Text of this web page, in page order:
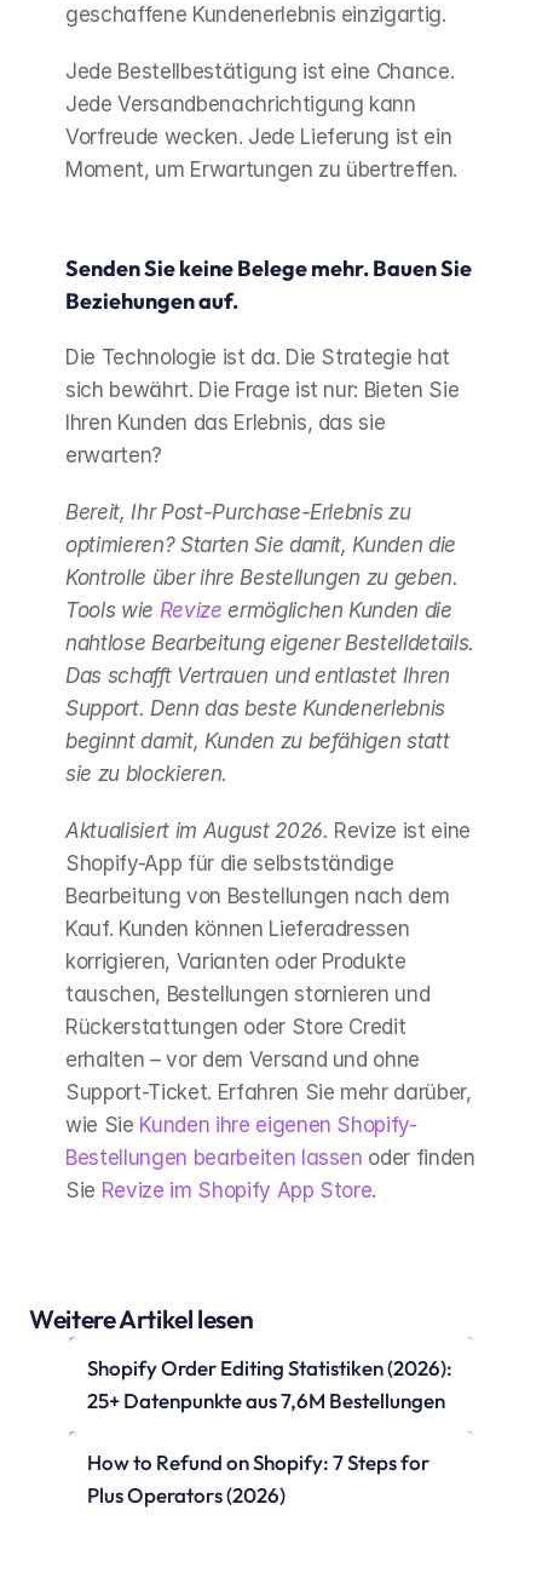
geschaffene Kundenerlebnis einzigartig.
Jede Bestellbestätigung ist eine Chance.
Jede Versandbenachrichtigung kann
Vorfreude wecken. Jede Lieferung ist ein
Moment, um Erwartungen zu übertreffen.
Senden Sie keine Belege mehr. Bauen Sie
Beziehungen auf.
Die Technologie ist da. Die Strategie hat
sich bewährt. Die Frage ist nur: Bieten Sie
Ihren Kunden das Erlebnis, das sie
erwarten?
Bereit, Ihr Post-Purchase-Erlebnis zu
optimieren? Starten Sie damit, Kunden die
Kontrolle über ihre Bestellungen zu geben.
Tools wie Revize ermöglichen Kunden die
nahtlose Bearbeitung eigener Bestelldetails.
Das schafft Vertrauen und entlastet Ihren
Support. Denn das beste Kundenerlebnis
beginnt damit, Kunden zu befähigen statt
sie zu blockieren.
Aktualisiert im August 2026. Revize ist eine
Shopify-App für die selbstständige
Bearbeitung von Bestellungen nach dem
Kauf. Kunden können Lieferadressen
korrigieren, Varianten oder Produkte
tauschen, Bestellungen stornieren und
Rückerstattungen oder Store Credit
erhalten – vor dem Versand und ohne
Support-Ticket. Erfahren Sie mehr darüber,
wie Sie Kunden ihre eigenen Shopify-
Bestellungen bearbeiten lassen oder finden
Sie Revize im Shopify App Store.
Weitere Artikel lesen
Shopify Order Editing Statistiken (2026):
25+ Datenpunkte aus 7,6M Bestellungen
How to Refund on Shopify: 7 Steps for
Plus Operators (2026)